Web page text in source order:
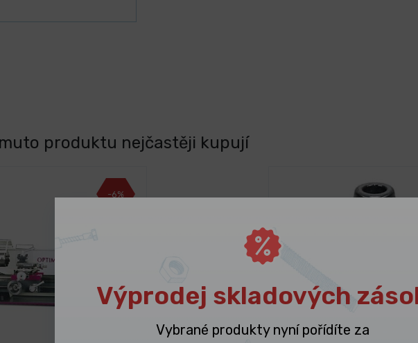
produktu nejčastěji kupují
-6%
Výprodej skladových
Vybrané produkty nyní pořídíte za